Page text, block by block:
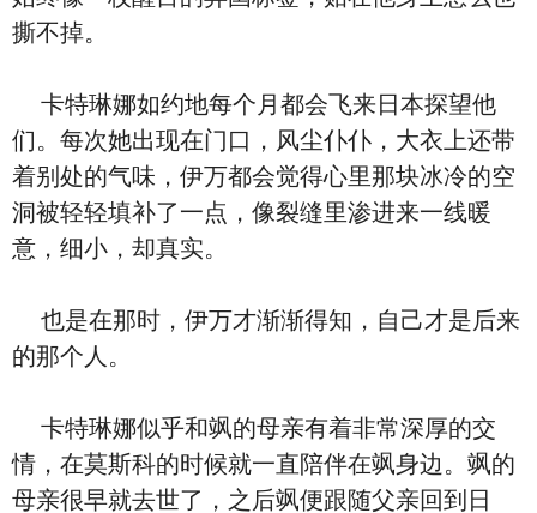
撕不掉。
卡特琳娜如约地每个月都会飞来日本探望他
们。每次她出现在门口，风尘仆仆，大衣上还带
着别处的气味，伊万都会觉得心里那块冰冷的空
洞被轻轻填补了一点，像裂缝里渗进来一线暖
意，细小，却真实。
也是在那时，伊万才渐渐得知，自己才是后来
的那个人。
卡特琳娜似乎和飒的母亲有着非常深厚的交
情，在莫斯科的时候就一直陪伴在飒身边。飒的
母亲很早就去世了，之后飒便跟随父亲回到日